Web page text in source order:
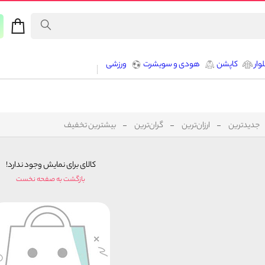
کاپشن هودی و سویشرت ورزشی
جدیدترین ارزان‌ترین گران‌ترین بیشترین تخفیف
کالای برای نمایش وجود ندارد!
بازگشت به صفحه نخست